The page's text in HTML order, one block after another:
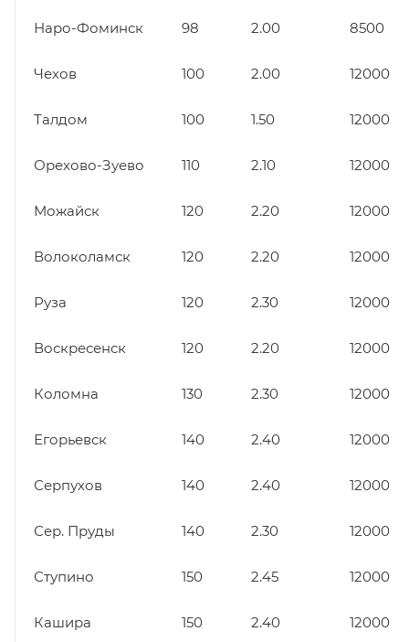
Наро-Фоминск 98 2.00 8500
Чехов 100 2.00 12000
Талдом 100 1.50 12000
Орехово-Зуево 110 2.10 12000
Можайск 120 2.20 12000
Волоколамск 120 2.20 12000
Руза 120 2.30 12000
Воскресенск 120 2.20 12000
Коломна 130 2.30 12000
Егорьевск 140 2.40 12000
Серпухов 140 2.40 12000
Сер. Пруды 140 2.30 12000
Ступино 150 2.45 12000
Кашира 150 2.40 12000